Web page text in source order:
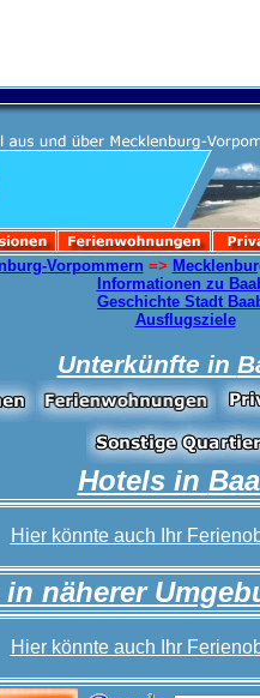
Vorpommern =>
Informationen zu
Geschichte Stadt
Ausflugsziele
Unterkünfte in
Hotels in
Hier könnte auch Ihr
in näherer
Hier könnte auch Ihr